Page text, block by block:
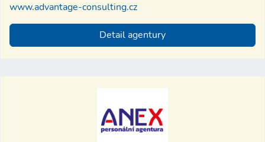
www.advantage-consulting.cz
Detail agentury